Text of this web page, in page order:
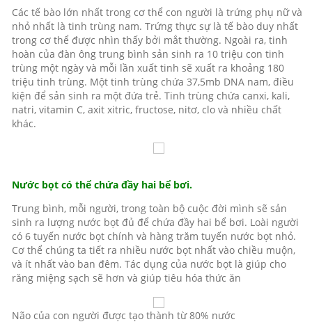
Các tế bào lớn nhất trong cơ thể con người là trứng phụ nữ và
nhỏ nhất là tinh trùng nam. Trứng thực sự là tế bào duy nhất
trong cơ thể được nhìn thấy bởi mắt thường. Ngoài ra, tinh
hoàn của đàn ông trung bình sản sinh ra 10 triệu con tinh
trùng một ngày và mỗi lần xuất tinh sẽ xuất ra khoảng 180
triệu tinh trùng. Một tinh trùng chứa 37,5mb DNA nam, điều
kiện để sản sinh ra một đứa trẻ. Tinh trùng chứa canxi, kali,
natri, vitamin C, axit xitric, fructose, nitơ, clo và nhiều chất
khác.
Nước bọt có thể chứa đầy hai bể bơi.
Trung bình, mỗi người, trong toàn bộ cuộc đời mình sẽ sản
sinh ra lượng nước bọt đủ để chứa đầy hai bể bơi. Loài người
có 6 tuyến nước bọt chính và hàng trăm tuyến nước bọt nhỏ.
Cơ thể chúng ta tiết ra nhiều nước bọt nhất vào chiều muộn,
và ít nhất vào ban đêm. Tác dụng của nước bọt là giúp cho
răng miệng sạch sẽ hơn và giúp tiêu hóa thức ăn
Não của con người được tạo thành từ 80% nước